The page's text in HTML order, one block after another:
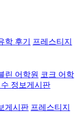
학 후기
프레스티지
린 어학원 코크 어학
정보게시판
게시판 프레스티지